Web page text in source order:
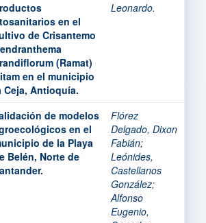
en el
de Crisantemo
(Ramat)
en el municipio
Ceja, Antioquía.
Leonardo.
de modelos
en el
de la Playa
Belén, Norte de
Flórez
Delgado, Dixon
Fabián;
Leónides,
Castellanos
González;
Alfonso
Eugenio,